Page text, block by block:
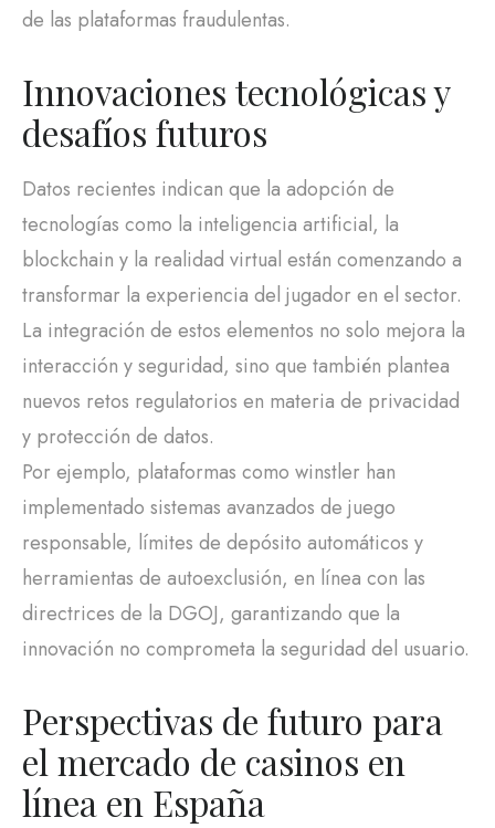
de las plataformas fraudulentas.
Innovaciones tecnológicas y
desafíos futuros
Datos recientes indican que la adopción de
tecnologías como la inteligencia artificial, la
blockchain y la realidad virtual están comenzando a
transformar la experiencia del jugador en el sector.
La integración de estos elementos no solo mejora la
interacción y seguridad, sino que también plantea
nuevos retos regulatorios en materia de privacidad
y protección de datos.
Por ejemplo, plataformas como winstler han
implementado sistemas avanzados de juego
responsable, límites de depósito automáticos y
herramientas de autoexclusión, en línea con las
directrices de la DGOJ, garantizando que la
innovación no comprometa la seguridad del usuario.
Perspectivas de futuro para
el mercado de casinos en
línea en España